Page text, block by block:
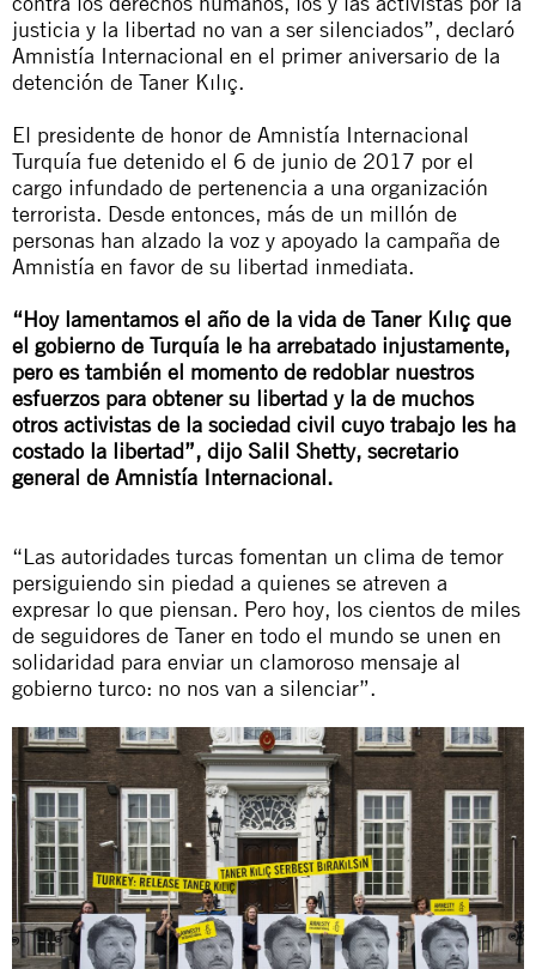
justicia y la libertad no van a ser silenciados”, declaró
Amnistía Internacional en el primer aniversario de la
detención de Taner Kılıç.
El presidente de honor de Amnistía Internacional
Turquía fue detenido el 6 de junio de 2017 por el
cargo infundado de pertenencia a una organización
terrorista. Desde entonces, más de un millón de
personas han alzado la voz y apoyado la campaña de
Amnistía en favor de su libertad inmediata.
“Hoy lamentamos el año de la vida de Taner Kılıç que
el gobierno de Turquía le ha arrebatado injustamente,
pero es también el momento de redoblar nuestros
esfuerzos para obtener su libertad y la de muchos
otros activistas de la sociedad civil cuyo trabajo les ha
costado la libertad”, dijo Salil Shetty, secretario
general de Amnistía Internacional.
“Las autoridades turcas fomentan un clima de temor
persiguiendo sin piedad a quienes se atreven a
expresar lo que piensan. Pero hoy, los cientos de miles
de seguidores de Taner en todo el mundo se unen en
solidaridad para enviar un clamoroso mensaje al
gobierno turco: no nos van a silenciar”.